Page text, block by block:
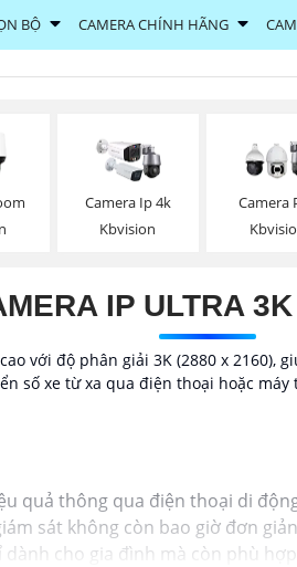
BỘ CAMERA CHÍNH HÃNG
Camera Ip 4k
Kbvision
Camera
IP ULTRA
với độ phân giải 3K (2880 x
số xe từ xa qua điện thoại hoặc
quả thông qua điện thoại di
sát không còn bao giờ đơn
cho gia đình mà còn phù